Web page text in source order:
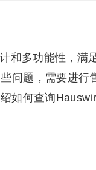
和多功能性，满
问题，需要进行
如何查询